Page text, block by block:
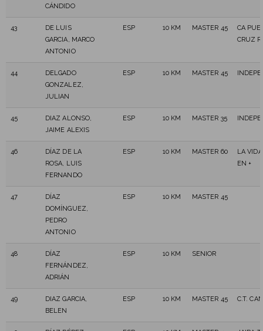
CÁNDIDO
43
DE LUIS
GARCIA, MARCO
ANTONIO
ESP 10 KM MASTER 45
CA
CRUZ
44
DELGADO
GONZALEZ,
JULIAN
ESP 10 KM MASTER 45
45
DIAZ ALONSO,
JAIME ALEXIS
ESP 10 KM MASTER 35
46
DÍAZ DE LA
ROSA, LUIS
FERNANDO
ESP 10 KM MASTER 60
LA
EN +
47
DÍAZ
DOMÍNGUEZ,
PEDRO
ANTONIO
ESP 10 KM MASTER 45
48
DÍAZ
FERNÁNDEZ,
ADRIÁN
ESP 10 KM SENIOR
49
DIAZ GARCIA,
BELEN
ESP 10 KM MASTER 45 C.T.